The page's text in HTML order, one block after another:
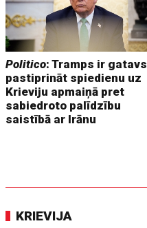
Politico: Tramps ir gatavs
pastiprināt spiedienu uz
Krieviju apmaiņā pret
sabiedroto palīdzību
saistībā ar Irānu
KRIEVIJA